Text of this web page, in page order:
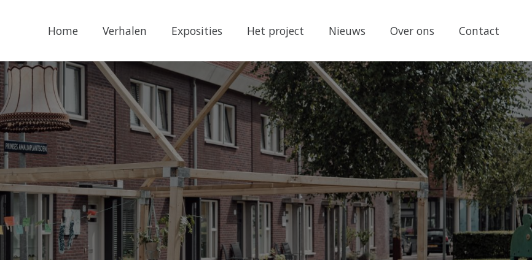
Home Verhalen Exposities Het project Nieuws Over ons Contact